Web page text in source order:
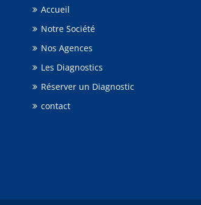
Accueil
Notre Société
Nos Agences
Les Diagnostics
Réserver un Diagnostic
contact